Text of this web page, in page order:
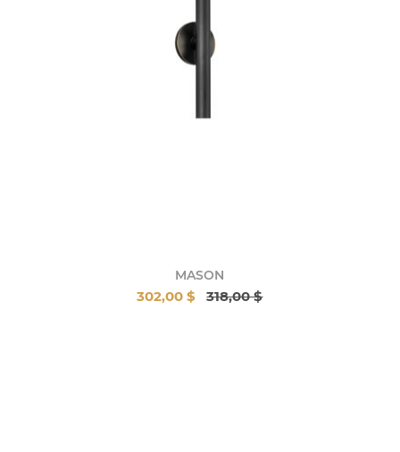
MASON
302,00 $ 318,00 $